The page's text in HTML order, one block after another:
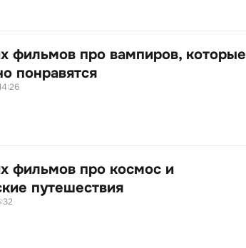
фильмов про вампиров, которые
понравятся
фильмов про космос и
путешествия